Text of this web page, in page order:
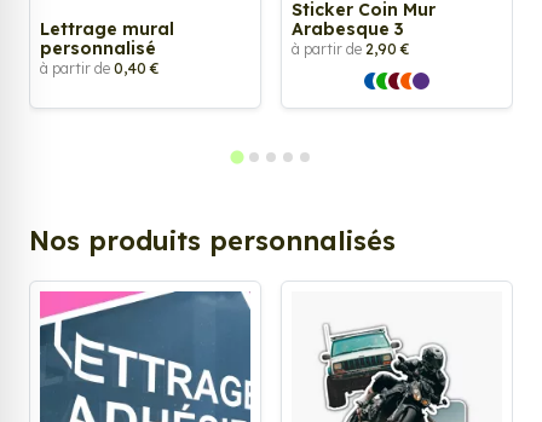
Lettrage mural
personnalisé
à partir de 0,40 €
Sticker Coin Mur
Arabesque 3
à partir de 2,90 €
Nos produits personnalisés